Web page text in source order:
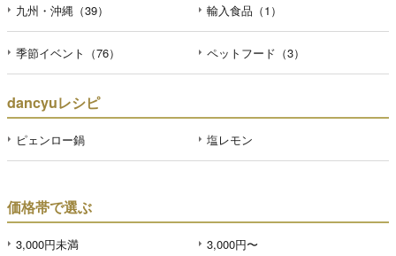
九州・沖縄（39） 輸入食品（1）
季節イベント（76） ペットフード（3）
dancyuレシピ
ピェンロー鍋 塩レモン
価格帯で選ぶ
3,000円未満 3,000円〜